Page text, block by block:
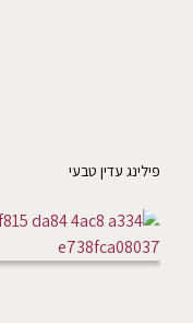
פילינג עדין טבעי